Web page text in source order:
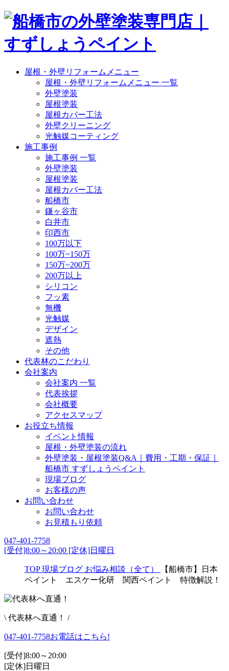
屋根・外壁リフォームメニュー
屋根・外壁リフォームメニュー 一覧
外壁塗装
屋根塗装
屋根カバー工法
外壁クリーニング
光触媒コーティング
施工事例
施工事例 一覧
外壁塗装
屋根塗装
屋根カバー工法
船橋市
鎌ヶ谷市
白井市
印西市
100万以下
100万~150万
150万~200万
200万以上
シリコン
フッ素
無機
光触媒
デザイン
遮熱
その他
代表林のこだわり
会社案内
会社案内 一覧
代表挨拶
会社概要
アクセスマップ
お役立ち情報
イベント情報
屋根・外壁塗装の流れ
外壁塗装・屋根塗装Q&A｜費用・工期・保証｜
船橋市 すずしょうペイント
現場ブログ
お客様の声
お問い合わせ
お問い合わせ
お見積もり依頼
047-401-7758
[受付]8:00～20:00 [定休]日曜日
TOP 現場ブログ お悩み相談（全て）
【船橋市】日本
ペイント エスケー化研 関西ペイント 特徴解説！
\ 代表林へ直通！ /
047-401-7758お電話はこちら!
[受付]8:00～20:00
[定休]日曜日